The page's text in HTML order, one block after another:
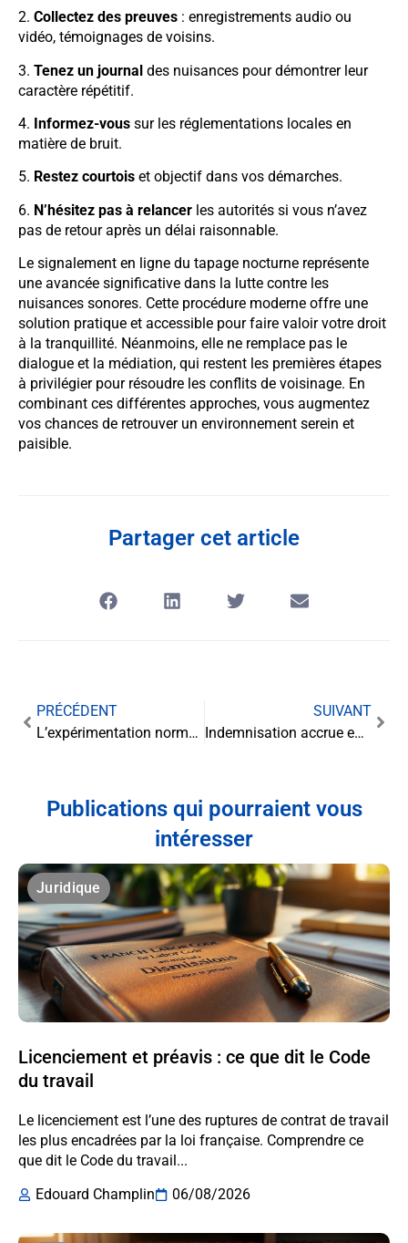
2. Collectez des preuves : enregistrements audio ou
vidéo, témoignages de voisins.
3. Tenez un journal des nuisances pour démontrer leur
caractère répétitif.
4. Informez-vous sur les réglementations locales en
matière de bruit.
5. Restez courtois et objectif dans vos démarches.
6. N’hésitez pas à relancer les autorités si vous n’avez
pas de retour après un délai raisonnable.
Le signalement en ligne du tapage nocturne représente
une avancée significative dans la lutte contre les
nuisances sonores. Cette procédure moderne offre une
solution pratique et accessible pour faire valoir votre droit
à la tranquillité. Néanmoins, elle ne remplace pas le
dialogue et la médiation, qui restent les premières étapes
à privilégier pour résoudre les conflits de voisinage. En
combinant ces différentes approches, vous augmentez
vos chances de retrouver un environnement serein et
paisible.
Partager cet article
PRÉCÉDENT
L’expérimentation normative, un levier d’adaptabilité des lois aux réalités territoriales
SUIVANT
Indemnisation accrue en cas de faute inexcusable de l’employeur : un droit consolidé pour les victimes
Publications qui pourraient vous
intéresser
Juridique
Licenciement et préavis : ce que dit le Code
du travail
Le licenciement est l’une des ruptures de contrat de travail
les plus encadrées par la loi française. Comprendre ce
que dit le Code du travail...
Edouard Champlin
06/08/2026